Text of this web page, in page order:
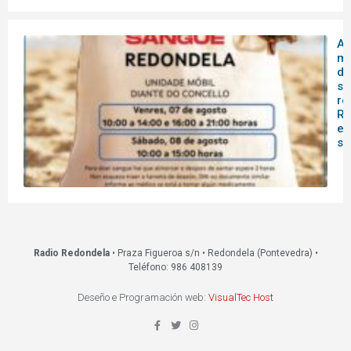
A
Radio Redondela• Praza Figueroa s/n • Redondela (Pontevedra) •
Teléfono: 986 408139
Deseño e Programación web: VisualTec Host